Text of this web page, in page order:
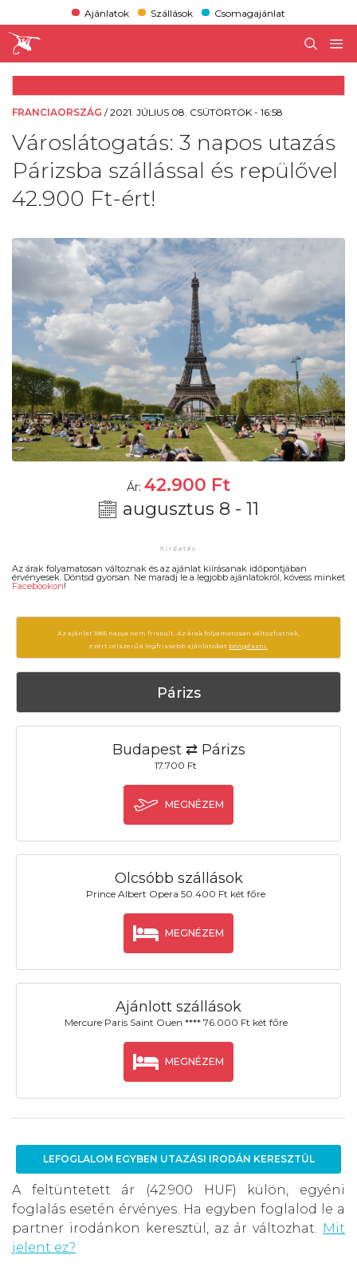
Ajánlatok Szállások Csomagajánlat
FRANCIAORSZÁG /2021. JÚLIUS 08. CSÜTÖRTÖK - 16:58
Városlátogatás: 3 napos utazás
Párizsba szállással és repülővel
42.900 Ft-ért!
Ár: 42.900 Ft
augusztus 8 - 11
Az árak folyamatosan változnak és az ajánlat kiírásanak időpontjában
érvényesek. Döntsd gyorsan. Ne maradj le a legjobb ajánlatokról, kövess minket
Facebookon!
Az ajánlat 1855 napja nem frissült. Az árak folyamatosan változhatnak,
ezért célszerű a legfrissebb ajánlatokat böngészni.
Párizs
Budapest ⇄ Párizs
17.700 Ft
MEGNÉZEM
Olcsóbb szállások
Prince Albert Opera 50.400 Ft két főre
MEGNÉZEM
Ajánlott szállások
Mercure Paris Saint Ouen **** 76.000 Ft két főre
MEGNÉZEM
LEFOGLALOM EGYBEN UTAZÁSI IRODÁN KERESZTÜL
A feltüntetett ár (42.900 HUF) külön, egyéni
foglalás esetén érvényes. Ha egyben foglalod le a
partner irodánkon keresztül, az ár változhat. Mit
jelent ez?